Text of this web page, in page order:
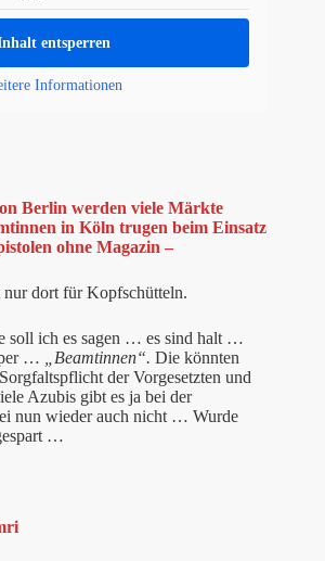
entsperren
Informationen
Berlin werden viele Märkte
in Köln trugen beim Einsatz
ohne Magazin –
dort für Kopfschütteln.
soll ich es sagen … es sind halt …
…
„Beamtinnen“. Die könnten
der Vorgesetzten und
Azubis gibt es ja bei der
nun wieder auch nicht … Wurde
…